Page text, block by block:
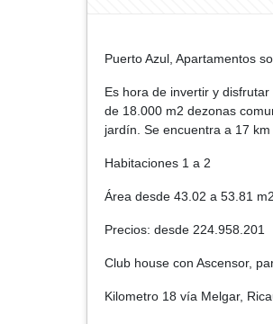
Puerto Azul, Apartamentos
Es hora de invertir y
de 18.000 m2 dezonas
jardín. Se encuentra a 17
Habitaciones 1 a 2
Área desde 43.02 a 53.81 m2
Precios: desde 224.958.201
Club house con Ascensor,
Kilometro 18 vía Melgar,